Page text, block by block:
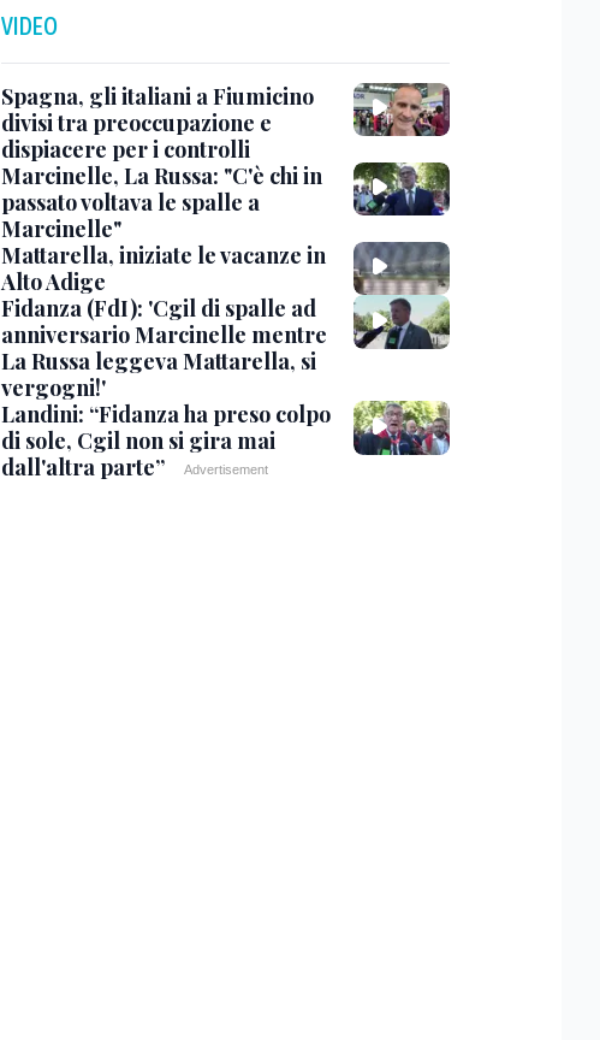
VIDEO
Spagna, gli italiani a Fiumicino
divisi tra preoccupazione e
dispiacere per i controlli
Marcinelle, La Russa: "C'è chi in
passato voltava le spalle a
Marcinelle"
Mattarella, iniziate le vacanze in
Alto Adige
Fidanza (FdI): 'Cgil di spalle ad
anniversario Marcinelle mentre
La Russa leggeva Mattarella, si
vergogni!'
Landini: “Fidanza ha preso colpo
di sole, Cgil non si gira mai
dall'altra parte”